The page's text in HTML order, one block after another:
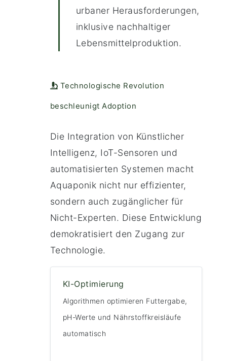
urbaner Herausforderungen,
inklusive nachhaltiger
Lebensmittelproduktion.
Technologische Revolution
beschleunigt Adoption
Die Integration von Künstlicher
Intelligenz, IoT-Sensoren und
automatisierten Systemen macht
Aquaponik nicht nur effizienter,
sondern auch zugänglicher für
Nicht-Experten. Diese Entwicklung
demokratisiert den Zugang zur
Technologie.
KI-Optimierung
Algorithmen optimieren Futtergabe,
pH-Werte und Nährstoffkreisläufe
automatisch